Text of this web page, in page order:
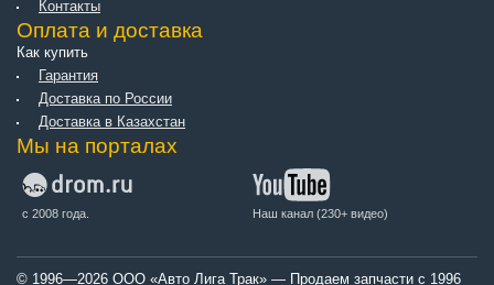
Контакты
Оплата и доставка
Как купить
Гарантия
Доставка по России
Доставка в Казахстан
Мы на порталах
с 2008 года. Наш канал (230+ видео)
© 1996—2026 ООО «Авто Лига Трак» — Продаем запчасти с 1996